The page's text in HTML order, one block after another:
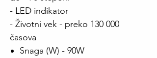
- LED indikator
- Životni vek - preko 130 000
časova
Snaga (W) - 90W